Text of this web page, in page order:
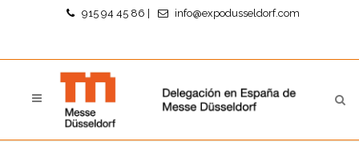
915 94 45 86 info@expodusseldorf.com